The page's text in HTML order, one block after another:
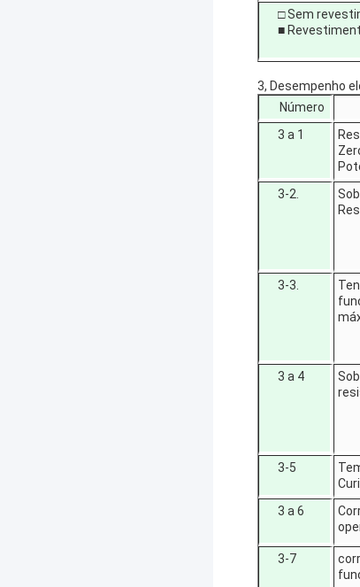
□ Sem
■
3, Desempenho
Número
3 a 1
3-2.
3-3.
3 a 4
3-5
3 a 6
3-7